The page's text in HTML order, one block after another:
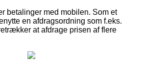
betalinger med mobilen. Som et
en afdragsordning som f.eks.
at afdrage prisen af flere